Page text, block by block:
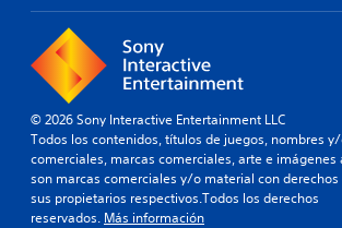
© 2026 Sony Interactive Entertainment LLC
Todos los contenidos, títulos de juegos, nombres
comerciales, marcas comerciales, arte e imágenes
son marcas comerciales y/o material con
sus propietarios respectivos.Todos los derechos
reservados. Más información